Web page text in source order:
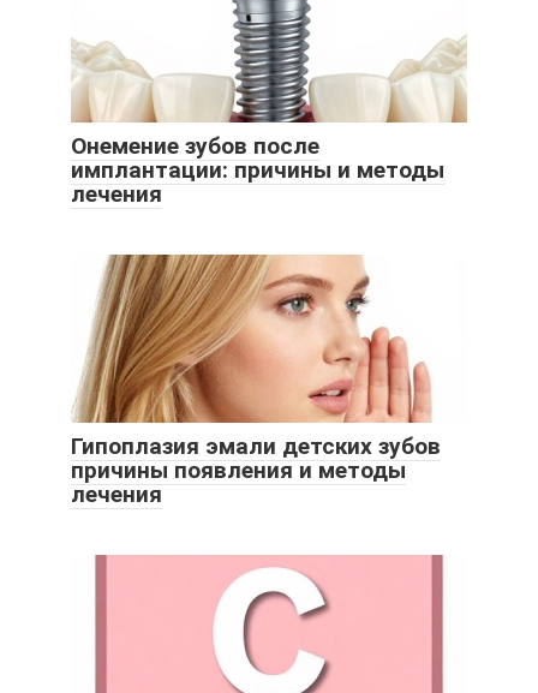
Онемение зубов после
имплантации: причины и методы
лечения
Гипоплазия эмали детских зубов
причины появления и методы
лечения